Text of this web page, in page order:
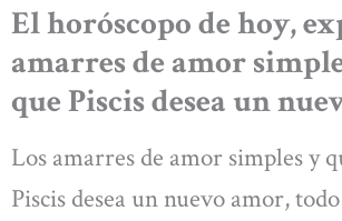
El horóscopo de hoy,
amarres de amor
que Piscis desea un
Los amarres de amor simples y
Piscis desea un nuevo amor,